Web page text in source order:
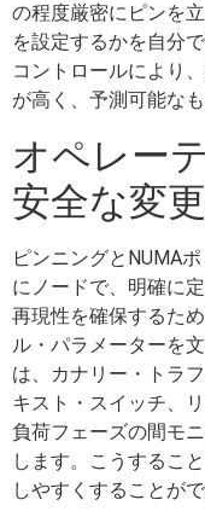
の程度厳密にピンを
を設定するかを自分
コントロールにより
が高く、予測可能な
オペレー
安全な変
ピンニングとNUMA
にノードで、明確に
再現性を確保するた
ル・パラメーターを
は、カナリー・トラ
キスト・スイッチ、
負荷フェーズの間モ
します。こうするこ
しやすくすることが